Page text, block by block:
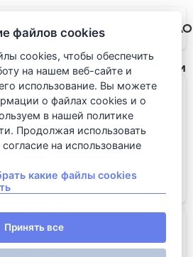
Салаты и закуски
бао тофу с овощами...
кокосовый, соль, сахар,
крахмал кукур..
150 гр
бао курица том ям...
сахар, разрыхлитель, масло
файлов cookies 🍪
cookies, чтобы обеспечить
на нашем веб-сайте и
использование. Вы можете
о файлах cookies и о
в нашей политике
Продолжая использовать
на использование
какие файлы cookies
Принять все